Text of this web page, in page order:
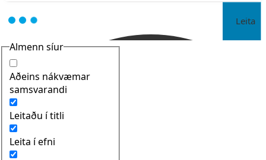
Leita
Almenn síur
Aðeins nákvæmar
samsvarandi
Leitaðu í titli
Leita í efni